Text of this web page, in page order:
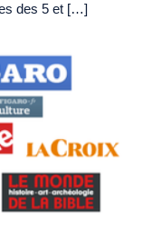
des 5 et […]